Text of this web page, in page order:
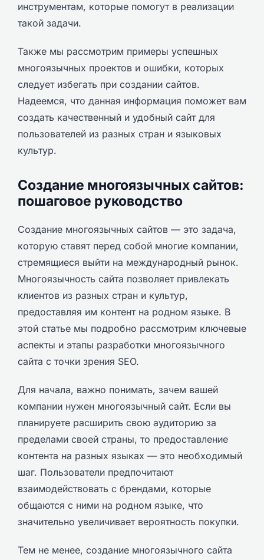
инструментам, которые помогут в реализации
такой задачи.
Также мы рассмотрим примеры успешных
многоязычных проектов и ошибки, которых
следует избегать при создании сайтов.
Надеемся, что данная информация поможет вам
создать качественный и удобный сайт для
пользователей из разных стран и языковых
культур.
Создание многоязычных сайтов:
пошаговое руководство
Создание многоязычных сайтов — это задача,
которую ставят перед собой многие компании,
стремящиеся выйти на международный рынок.
Многоязычность сайта позволяет привлекать
клиентов из разных стран и культур,
предоставляя им контент на родном языке. В
этой статье мы подробно рассмотрим ключевые
аспекты и этапы разработки многоязычного
сайта с точки зрения SEO.
Для начала, важно понимать, зачем вашей
компании нужен многоязычный сайт. Если вы
планируете расширить свою аудиторию за
пределами своей страны, то предоставление
контента на разных языках — это необходимый
шаг. Пользователи предпочитают
взаимодействовать с брендами, которые
общаются с ними на родном языке, что
значительно увеличивает вероятность покупки.
Тем не менее, создание многоязычного сайта